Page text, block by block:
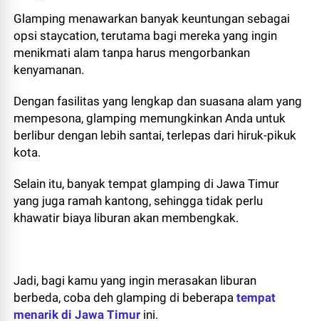
Glamping menawarkan banyak keuntungan sebagai
opsi staycation, terutama bagi mereka yang ingin
menikmati alam tanpa harus mengorbankan
kenyamanan.
Dengan fasilitas yang lengkap dan suasana alam yang
mempesona, glamping memungkinkan Anda untuk
berlibur dengan lebih santai, terlepas dari hiruk-pikuk
kota.
Selain itu, banyak tempat glamping di Jawa Timur
yang juga ramah kantong, sehingga tidak perlu
khawatir biaya liburan akan membengkak.
Jadi, bagi kamu yang ingin merasakan liburan
berbeda, coba deh glamping di beberapatempat
menarik di Jawa Timur ini.